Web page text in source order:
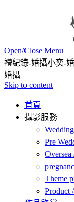
Open/Close Menu
禮紀錄-婚攝小奕-
婚攝
Skip to content
首頁
攝影服務
Pre
Theme
Product